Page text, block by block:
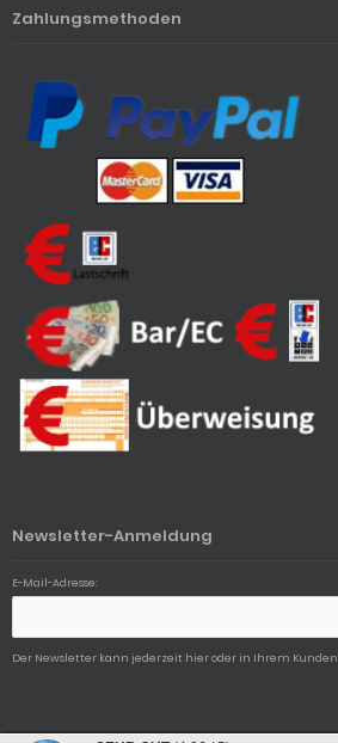
Zahlungsmethoden
Newsletter-Anmeldung
E-Mail-Adresse:
Der Newsletter kann jederzeit hier oder in Ihrem